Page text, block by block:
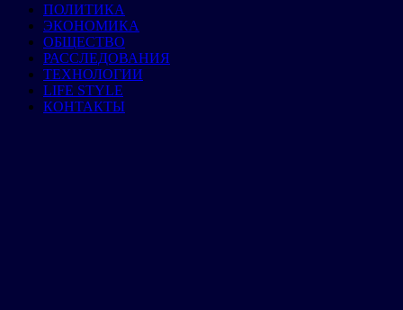
ПОЛИТИКА
ЭКОНОМИКА
ОБЩЕСТВО
РАССЛЕДОВАНИЯ
ТЕХНОЛОГИИ
LIFE STYLE
КОНТАКТЫ